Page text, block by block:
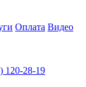
Оплата Видео
120-28-19